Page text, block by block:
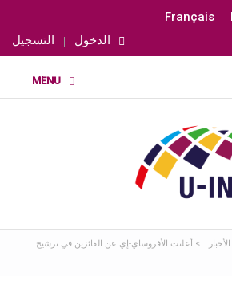
Français
الدخول التسجيل
الأخبار >
أعلنت الأفروساي-إي عن الفائزين في ترشيح